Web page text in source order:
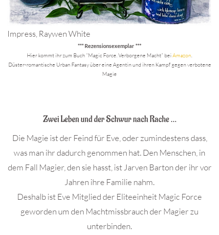
Impress, Raywen White
*** Rezensionsexemplar ***
Hier kommt ihr zum Buch “Magic Force. Verborgene Macht” bei Amazon.
Düster-romantische Urban Fantasy über eine Agentin und ihren Kampf gegen verbotene
Magie
Zwei Leben und der Schwur nach Rache …
Die Magie ist der Feind für Eve, oder zumindestens dass,
was man ihr dadurch genommen hat. Den Menschen, in
dem Fall Magier, den sie hasst, ist Jarven Barton der ihr vor
Jahren ihre Familie nahm.
Deshalb ist Eve Mitglied der Eliteeinheit Magic Force
geworden um den Machtmissbrauch der Magier zu
unterbinden.